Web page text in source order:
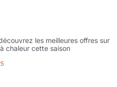
les meilleures offres sur
chaleur cette saison